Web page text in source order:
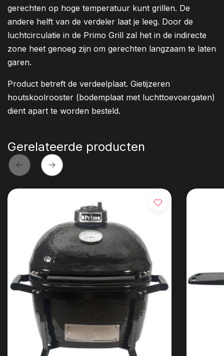
gerechten op hoge temperatuur kunt grillen. De
andere helft van de verdeler laat je leeg. Door de
luchtcirculatie in de Primo Grill zal het in de indirecte
zone heet genoeg zijn om gerechten langzaam te laten
garen.
Product betreft de verdeelplaat. Gietijzeren
houtskoolrooster (bodemplaat met luchttoevoergaten)
dient apart te worden besteld.
Gerelateerde producten